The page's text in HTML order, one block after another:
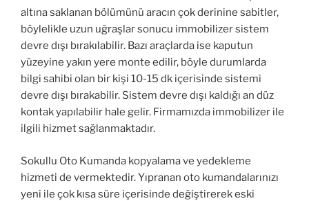
altına saklanan bölümünü aracın çok derinine sabitler,
böylelikle uzun uğraşlar sonucu immobilizer sistem
devre dışı bırakılabilir. Bazı araçlarda ise kaputun
yüzeyine yakın yere monte edilir, böyle durumlarda
bilgi sahibi olan bir kişi 10-15 dk içerisinde sistemi
devre dışı bırakabilir. Sistem devre dışı kaldığı an düz
kontak yapılabilir hale gelir. Firmamızda immobilizer ile
ilgili hizmet sağlanmaktadır.
Sokullu Oto Kumanda kopyalama ve yedekleme
hizmeti de vermektedir. Yıpranan oto kumandalarınızı
yeni ile çok kısa süre içerisinde değiştirerek eski